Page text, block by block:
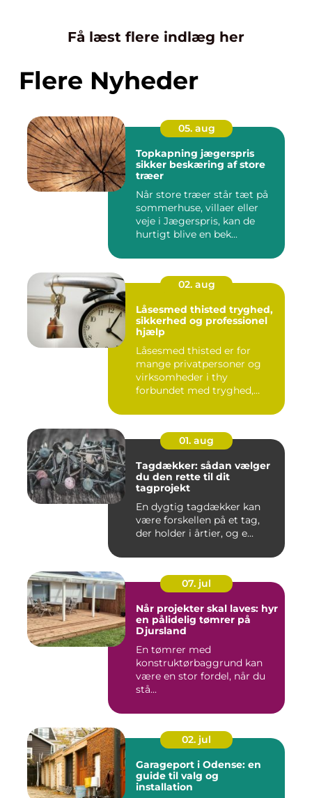
Få læst flere indlæg her
Flere Nyheder
05. aug
Topkapning jægerspris
sikker beskæring af store
træer
Når store træer står tæt på
sommerhuse, villaer eller
veje i Jægerspris, kan de
hurtigt blive en bek...
02. aug
Låsesmed thisted tryghed,
sikkerhed og professionel
hjælp
Låsesmed thisted er for
mange privatpersoner og
virksomheder i thy
forbundet med tryghed,
01. aug
Tagdækker: sådan vælger
du den rette til dit
tagprojekt
En dygtig tagdækker kan
være forskellen på et tag,
der holder i årtier, og e...
07. jul
Når projekter skal laves: hyr
en pålidelig tømrer på
Djursland
En tømrer med
konstruktørbaggrund kan
være en stor fordel, når du
stå...
02. jul
Garageport i Odense: en
guide til valg og
installation